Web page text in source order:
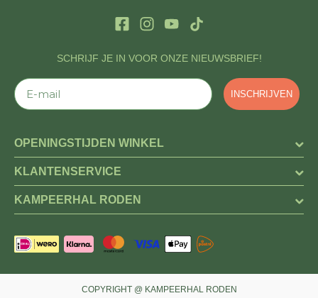
SCHRIJF JE IN VOOR ONZE NIEUWSBRIEF!
E-mail
INSCHRIJVEN
OPENINGSTIJDEN WINKEL
KLANTENSERVICE
KAMPEERHAL RODEN
COPYRIGHT @ KAMPEERHAL RODEN